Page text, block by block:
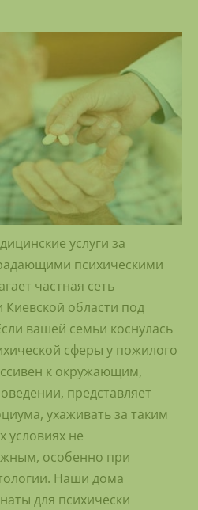
услуги за
психическими
частная сеть
Киевской области под
вашей семьи коснулась
сферы у пожилого
к окружающим,
представляет
ухаживать за таким
условиях не
особенно при
Наши дома
для психически